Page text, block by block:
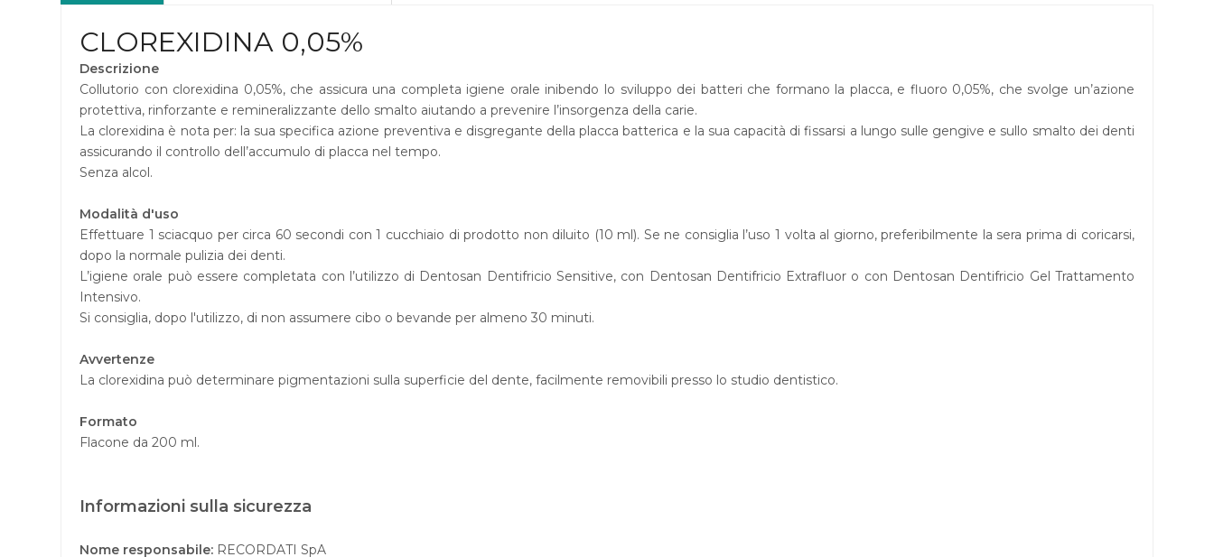
CLOREXIDINA 0,05%
Descrizione
Collutorio con clorexidina 0,05%, che assicura una completa igiene orale inibendo lo sviluppo dei batteri che formano la placca, e fluoro 0,05%, che svolge un’azione
protettiva, rinforzante e remineralizzante dello smalto aiutando a prevenire l’insorgenza della carie.
La clorexidina è nota per: la sua specifica azione preventiva e disgregante della placca batterica e la sua capacità di fissarsi a lungo sulle gengive e sullo smalto dei denti
assicurando il controllo dell’accumulo di placca nel tempo.
Senza alcol.
Modalità d'uso
Effettuare 1 sciacquo per circa 60 secondi con 1 cucchiaio di prodotto non diluito (10 ml). Se ne consiglia l’uso 1 volta al giorno, preferibilmente la sera prima di coricarsi,
dopo la normale pulizia dei denti.
L’igiene orale può essere completata con l’utilizzo di Dentosan Dentifricio Sensitive, con Dentosan Dentifricio Extrafluor o con Dentosan Dentifricio Gel Trattamento
Intensivo.
Si consiglia, dopo l'utilizzo, di non assumere cibo o bevande per almeno 30 minuti.
Avvertenze
La clorexidina può determinare pigmentazioni sulla superficie del dente, facilmente removibili presso lo studio dentistico.
Formato
Flacone da 200 ml.
Informazioni sulla sicurezza
Nome responsabile: RECORDATI SpA